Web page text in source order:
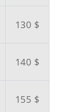
130 $
140 $
155 $